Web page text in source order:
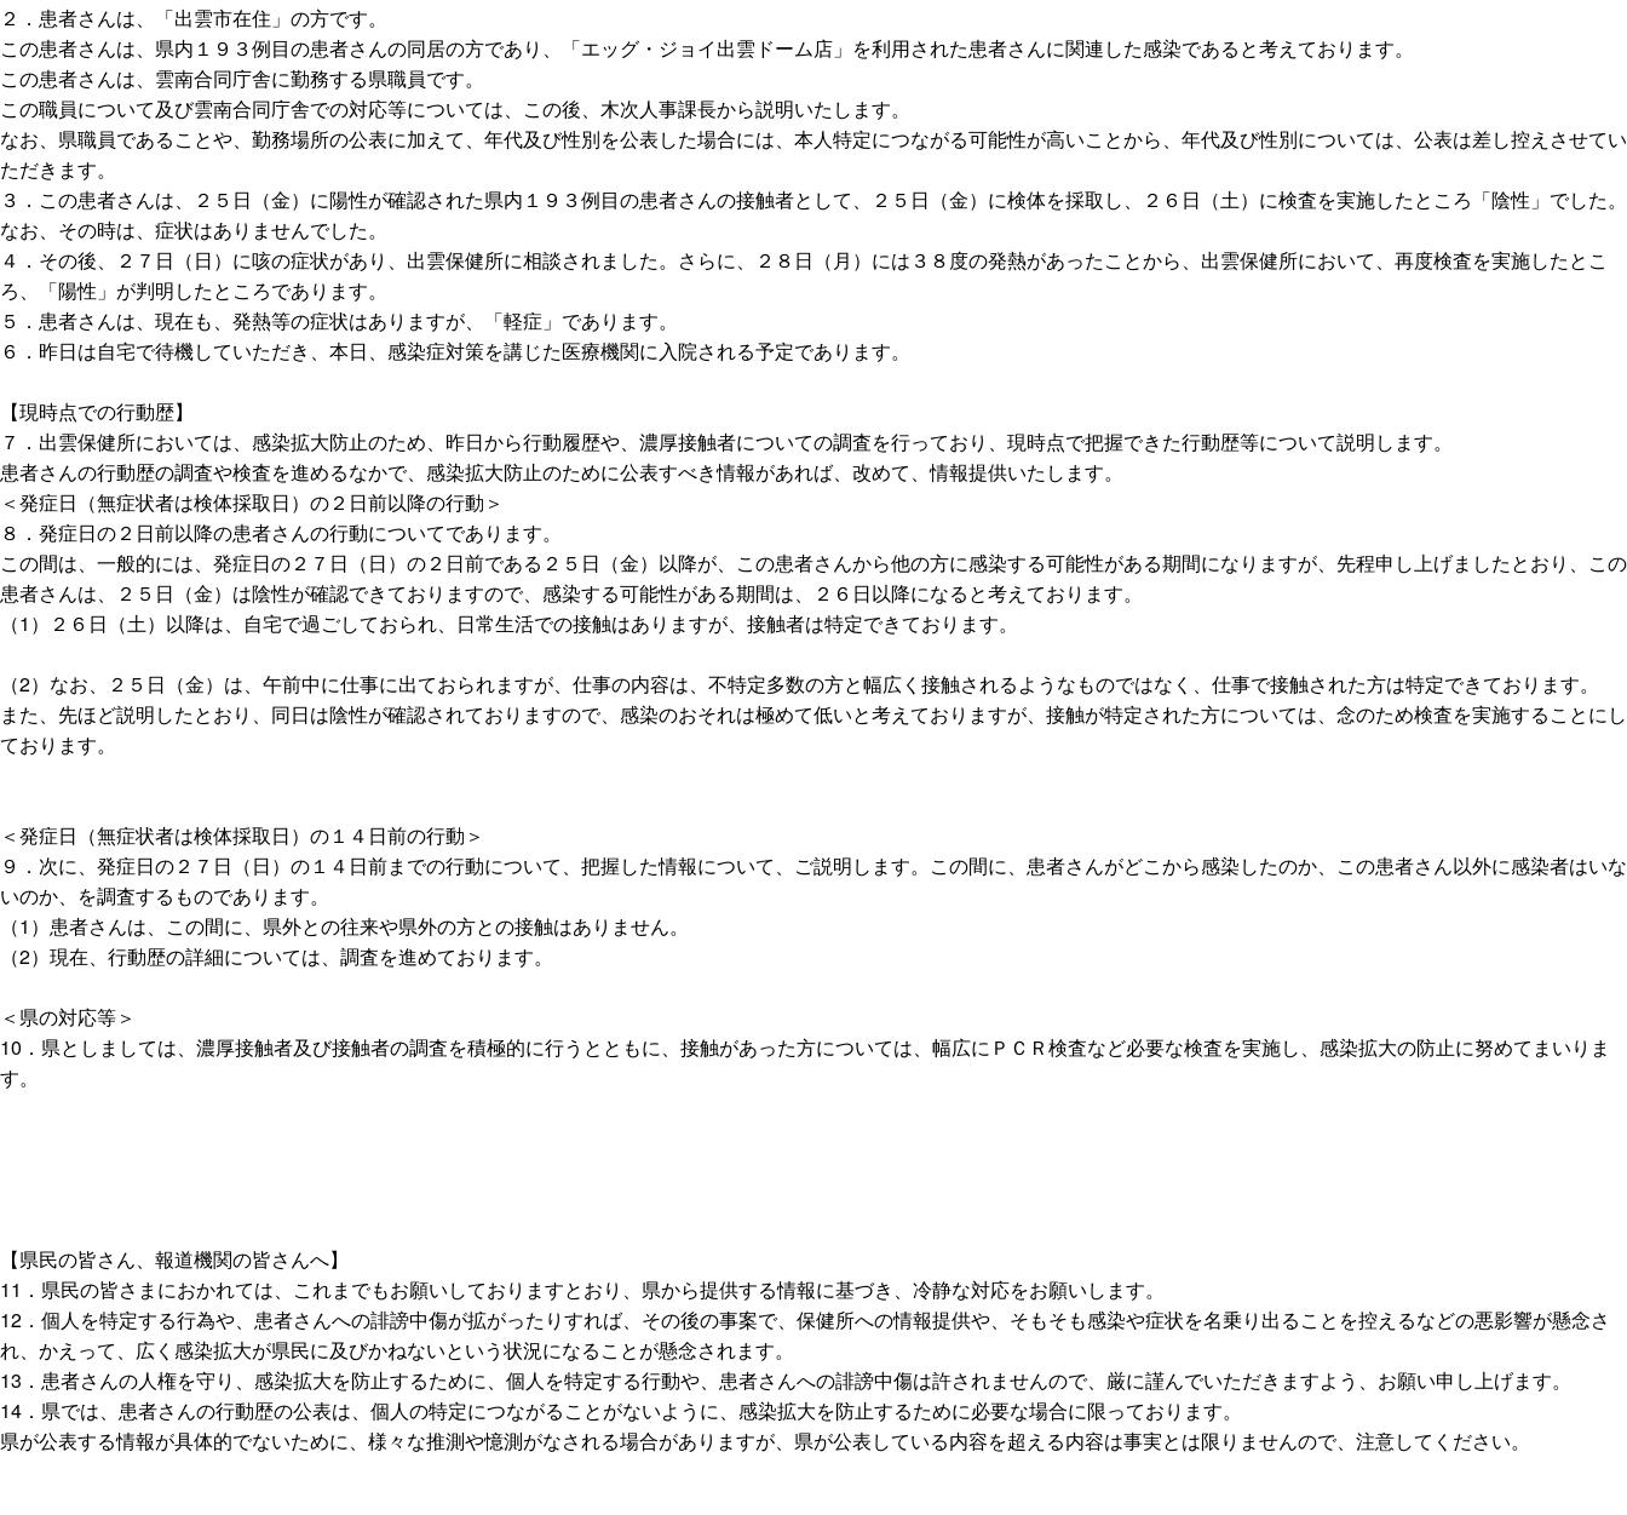
２．患者さんは、「出雲市在住」の方です。
この患者さんは、県内１９３例目の患者さんの同居の方であり、「エッグ・ジョイ出雲ドーム店」を利用された患者さんに関連した感染であると考えております。
この患者さんは、雲南合同庁舎に勤務する県職員です。
この職員について及び雲南合同庁舎での対応等については、この後、木次人事課長から説明いたします。
なお、県職員であることや、勤務場所の公表に加えて、年代及び性別を公表した場合には、本人特定につながる可能性が高いことから、年代及び性別については、公表は差し控えさせてい
ただきます。
３．この患者さんは、２５日（金）に陽性が確認された県内１９３例目の患者さんの接触者として、２５日（金）に検体を採取し、２６日（土）に検査を実施したところ「陰性」でした。
なお、その時は、症状はありませんでした。
４．その後、２７日（日）に咳の症状があり、出雲保健所に相談されました。さらに、２８日（月）には３８度の発熱があったことから、出雲保健所において、再度検査を実施したとこ
ろ、「陽性」が判明したところであります。
５．患者さんは、現在も、発熱等の症状はありますが、「軽症」であります。
６．昨日は自宅で待機していただき、本日、感染症対策を講じた医療機関に入院される予定であります。
【現時点での行動歴】
７．出雲保健所においては、感染拡大防止のため、昨日から行動履歴や、濃厚接触者についての調査を行っており、現時点で把握できた行動歴等について説明します。
患者さんの行動歴の調査や検査を進めるなかで、感染拡大防止のために公表すべき情報があれば、改めて、情報提供いたします。
＜発症日（無症状者は検体採取日）の２日前以降の行動＞
８．発症日の２日前以降の患者さんの行動についてであります。
この間は、一般的には、発症日の２７日（日）の２日前である２５日（金）以降が、この患者さんから他の方に感染する可能性がある期間になりますが、先程申し上げましたとおり、この
患者さんは、２５日（金）は陰性が確認できておりますので、感染する可能性がある期間は、２６日以降になると考えております。
（1）２６日（土）以降は、自宅で過ごしておられ、日常生活での接触はありますが、接触者は特定できております。
（2）なお、２５日（金）は、午前中に仕事に出ておられますが、仕事の内容は、不特定多数の方と幅広く接触されるようなものではなく、仕事で接触された方は特定できております。
また、先ほど説明したとおり、同日は陰性が確認されておりますので、感染のおそれは極めて低いと考えておりますが、接触が特定された方については、念のため検査を実施することにし
ております。
＜発症日（無症状者は検体採取日）の１４日前の行動＞
９．次に、発症日の２７日（日）の１４日前までの行動について、把握した情報について、ご説明します。この間に、患者さんがどこから感染したのか、この患者さん以外に感染者はいな
いのか、を調査するものであります。
（1）患者さんは、この間に、県外との往来や県外の方との接触はありません。
（2）現在、行動歴の詳細については、調査を進めております。
＜県の対応等＞
10．県としましては、濃厚接触者及び接触者の調査を積極的に行うとともに、接触があった方については、幅広にＰＣＲ検査など必要な検査を実施し、感染拡大の防止に努めてまいりま
す。
【県民の皆さん、報道機関の皆さんへ】
11．県民の皆さまにおかれては、これまでもお願いしておりますとおり、県から提供する情報に基づき、冷静な対応をお願いします。
12．個人を特定する行為や、患者さんへの誹謗中傷が拡がったりすれば、その後の事案で、保健所への情報提供や、そもそも感染や症状を名乗り出ることを控えるなどの悪影響が懸念さ
れ、かえって、広く感染拡大が県民に及びかねないという状況になることが懸念されます。
13．患者さんの人権を守り、感染拡大を防止するために、個人を特定する行動や、患者さんへの誹謗中傷は許されませんので、厳に謹んでいただきますよう、お願い申し上げます。
14．県では、患者さんの行動歴の公表は、個人の特定につながることがないように、感染拡大を防止するために必要な場合に限っております。
県が公表する情報が具体的でないために、様々な推測や憶測がなされる場合がありますが、県が公表している内容を超える内容は事実とは限りませんので、注意してください。